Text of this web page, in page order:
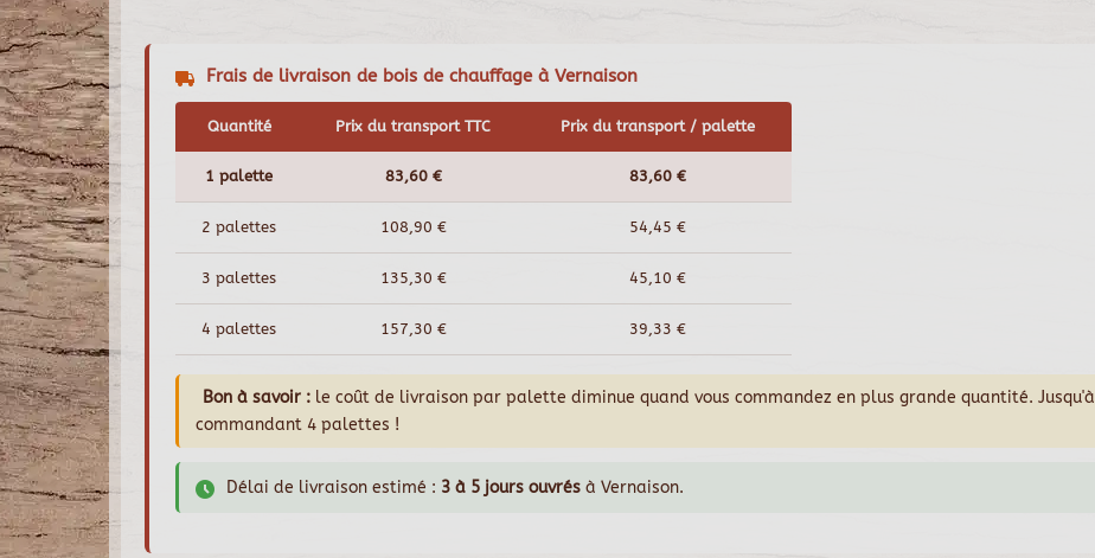
Frais de livraison de bois de chauffage à Vernaison
Quantité Prix du transport TTC Prix du transport / palette
1 palette 83,60 € 83,60 €
2 palettes 108,90 € 54,45 €
3 palettes 135,30 € 45,10 €
4 palettes 157,30 € 39,33 €
Bon à savoir : le coût de livraison par palette diminue quand vous commandez en plus grande quantité. Jusqu'à
commandant 4 palettes !
Délai de livraison estimé : 3 à 5 jours ouvrés à Vernaison.